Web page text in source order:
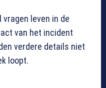
leven in de
van het incident
verdere details niet
loopt.